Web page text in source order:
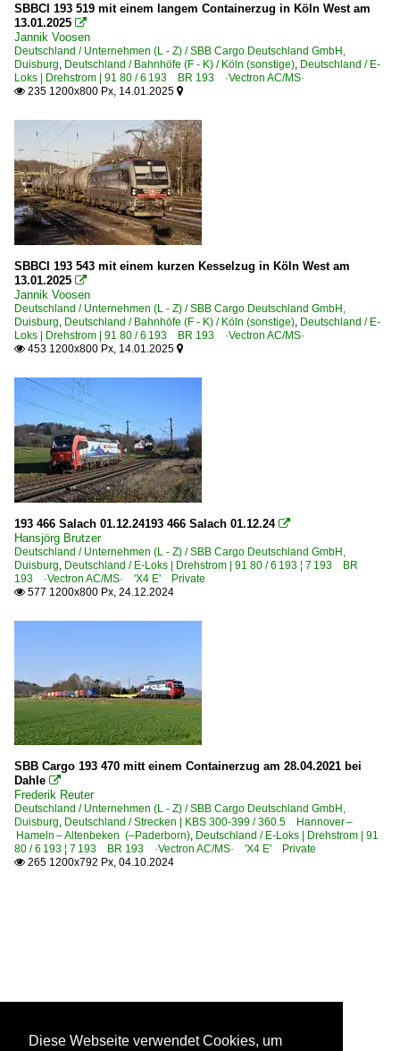
SBBCI 193 519 mit einem langem Containerzug in Köln West am
13.01.2025 
Jannik Voosen
Deutschland / Unternehmen (L - Z) / SBB Cargo Deutschland GmbH,
Duisburg, Deutschland / Bahnhöfe (F - K) / Köln (sonstige), Deutschland / E-
Loks | Drehstrom | 91 80 / 6 193 BR 193 ·Vectron AC/MS·
 235 1200x800 Px, 14.01.2025 
SBBCI 193 543 mit einem kurzen Kesselzug in Köln West am
13.01.2025 
Jannik Voosen
Deutschland / Unternehmen (L - Z) / SBB Cargo Deutschland GmbH,
Duisburg, Deutschland / Bahnhöfe (F - K) / Köln (sonstige), Deutschland / E-
Loks | Drehstrom | 91 80 / 6 193 BR 193 ·Vectron AC/MS·
 453 1200x800 Px, 14.01.2025 
193 466 Salach 01.12.24193 466 Salach 01.12.24 
Hansjörg Brutzer
Deutschland / Unternehmen (L - Z) / SBB Cargo Deutschland GmbH,
Duisburg, Deutschland / E-Loks | Drehstrom | 91 80 / 6 193 ¦ 7 193 BR
193 ·Vectron AC/MS· 'X4 E' Private
 577 1200x800 Px, 24.12.2024
SBB Cargo 193 470 mitt einem Containerzug am 28.04.2021 bei
Dahle 
Frederik Reuter
Deutschland / Unternehmen (L - Z) / SBB Cargo Deutschland GmbH,
Duisburg, Deutschland / Strecken | KBS 300-399 / 360.5 Hannover –
Hameln – Altenbeken (–Paderborn), Deutschland / E-Loks | Drehstrom | 91
80 / 6 193 ¦ 7 193 BR 193 ·Vectron AC/MS· 'X4 E' Private
 265 1200x792 Px, 04.10.2024
Diese Webseite verwendet Cookies, um